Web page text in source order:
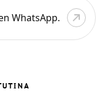
WhatsApp.